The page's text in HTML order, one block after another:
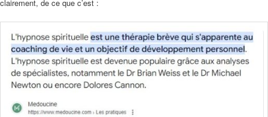
clairement, de ce que c’est :